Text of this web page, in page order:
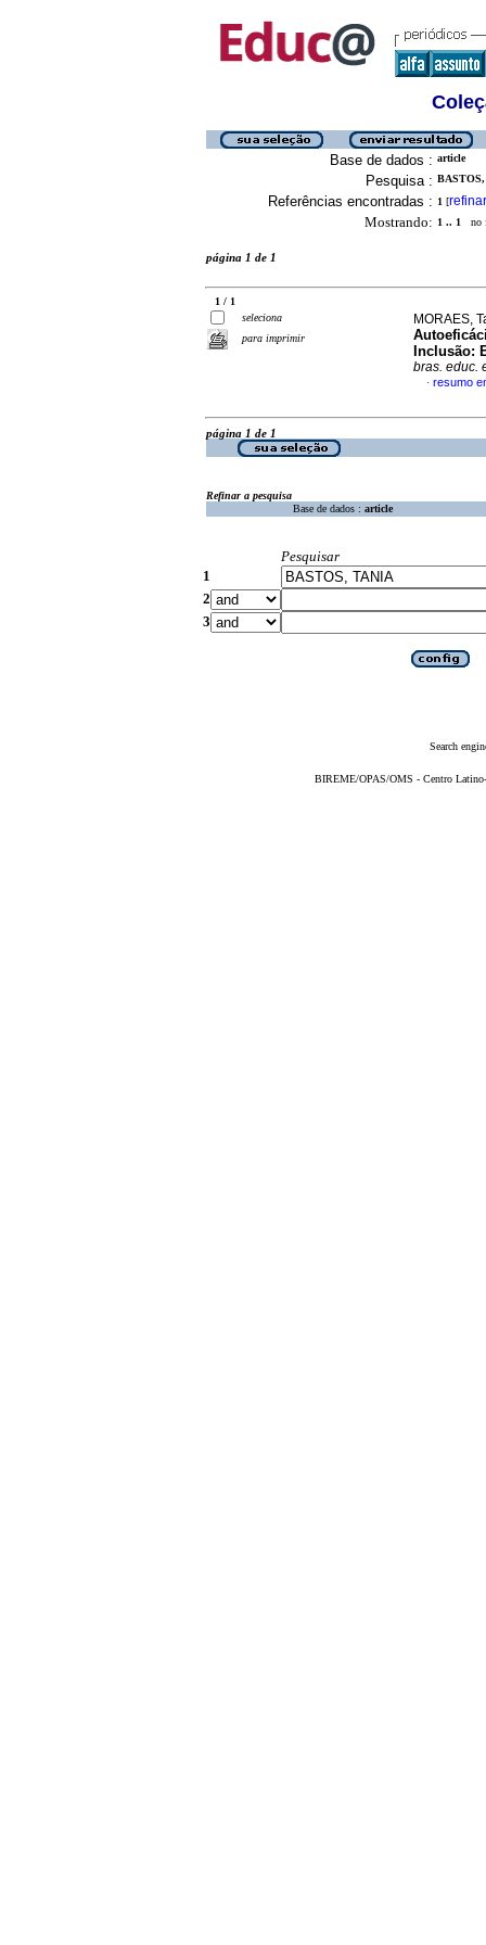
Base de dados : article
Pesquisa :
Referências encontradas : 1 [refinar
Mostrando: 1 .. 1 no
página 1 de 1
1 / 1
seleciona
para imprimir
MORAES,
Inclusão:
bras. educ.
· resumo
página 1 de 1
Refinar a pesquisa
Base de dados : article
Pesquisar
1
2
3
Search
BIREME/OPAS/OMS - Centro Latino-